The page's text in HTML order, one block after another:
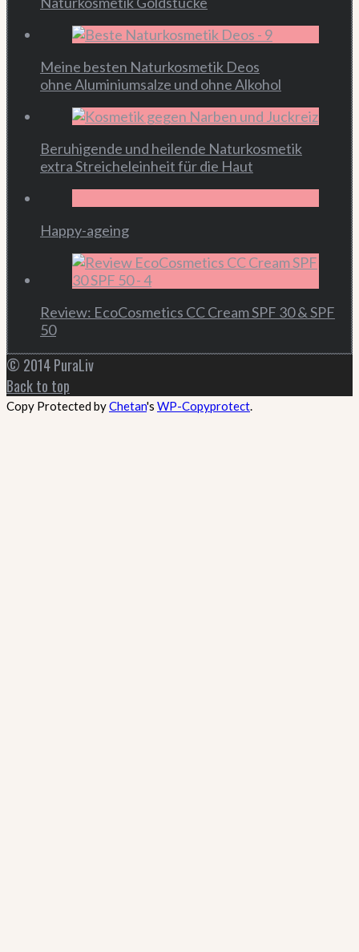
Meine besten Naturkosmetik Deos
ohne Aluminiumsalze und ohne Alkohol
Beruhigende und heilende Naturkosmetik
extra Streicheleinheit für die Haut
Happy-ageing
Review: EcoCosmetics CC Cream SPF 30 & SPF
50
© 2014 PuraLiv
Back to top
Copy Protected byChetan's WP-Copyprotect.